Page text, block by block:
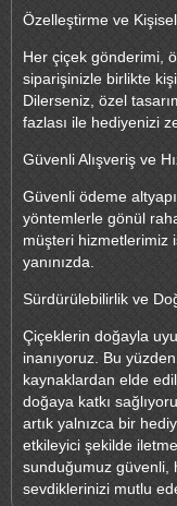
Özelleştirme ve
Her çiçek gönderimi,
siparişinizle birlikte
Dilerseniz, özel
fazlası ile hediyenizi
Güvenli Alışveriş ve
Güvenli ödeme
yöntemlerle gönül
müşteri hizmetlerimiz
yanınızda.
Sürdürülebilirlik ve
Çiçeklerin doğayla
inanıyoruz. Bu
kaynaklardan elde
doğaya katkı
artık yalnızca bir
etkileyici şekilde
sunduğumuz güvenli,
sevdiklerinizi mutlu